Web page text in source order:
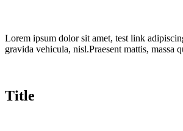
Lorem ipsum dolor sit amet, test link
gravida vehicula, nisl.Praesent mattis, massa
Title